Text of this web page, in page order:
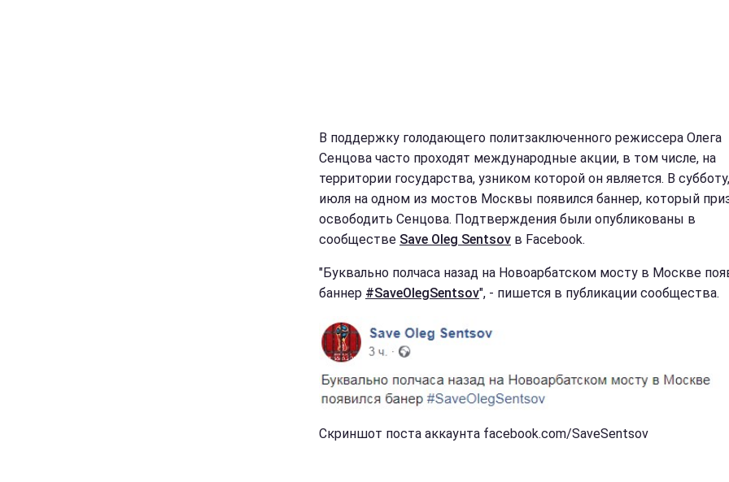
В поддержку голодающего политзаключенного режиссера Олега
Сенцова часто проходят международные акции, в том числе, на
территории государства, узником которой он является. В
июля на одном из мостов Москвы появился баннер, который
освободить Сенцова. Подтверждения были опубликованы в
сообществе Save Oleg Sentsov в Facebook.
"Буквально полчаса назад на Новоарбатском мосту в Москве
баннер #SaveOlegSentsov", - пишется в публикации сообщества.
Скриншот поста аккаунта facebook.com/SaveSentsov